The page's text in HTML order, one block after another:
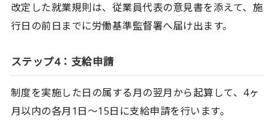
改定した就業規則は、従業員代表の意見書を添えて、施
行日の前日までに労働基準監督署へ届け出ます。
ステップ4：支給申請
制度を実施した日の属する月の翌月から起算して、4ヶ
月以内の各月1日〜15日に支給申請を行います。